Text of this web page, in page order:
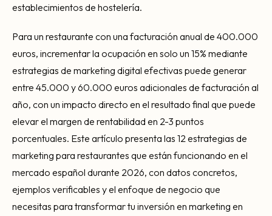
establecimientos de hostelería.
Para un restaurante con una facturación anual de 400.000
euros, incrementar la ocupación en solo un 15% mediante
estrategias de marketing digital efectivas puede generar
entre 45.000 y 60.000 euros adicionales de facturación al
año, con un impacto directo en el resultado final que puede
elevar el margen de rentabilidad en 2-3 puntos
porcentuales. Este artículo presenta las 12 estrategias de
marketing para restaurantes que están funcionando en el
mercado español durante 2026, con datos concretos,
ejemplos verificables y el enfoque de negocio que
necesitas para transformar tu inversión en marketing en